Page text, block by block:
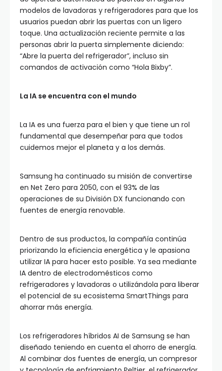
modelos de lavadoras y refrigeradores para que los
usuarios puedan abrir las puertas con un ligero
toque. Una actualización reciente permite a las
personas abrir la puerta simplemente diciendo:
“Abre la puerta del refrigerador”, incluso sin
comandos de activación como “Hola Bixby”.
La IA se encuentra con el mundo
La IA es una fuerza para el bien y que tiene un rol
fundamental que desempeñar para que todos
cuidemos mejor el planeta y a los demás.
Samsung ha continuado su misión de convertirse
en Net Zero para 2050, con el 93% de las
operaciones de su División DX funcionando con
fuentes de energía renovable.
Dentro de sus productos, la compañía continúa
priorizando la eficiencia energética y le apasiona
utilizar IA para hacer esto posible. Ya sea mediante
IA dentro de electrodomésticos como
refrigeradores y lavadoras o utilizándola para liberar
el potencial de su ecosistema SmartThings para
ahorrar más energía.
Los refrigeradores híbridos AI de Samsung se han
diseñado teniendo en cuenta el ahorro de energía.
Al combinar dos fuentes de energía, un compresor